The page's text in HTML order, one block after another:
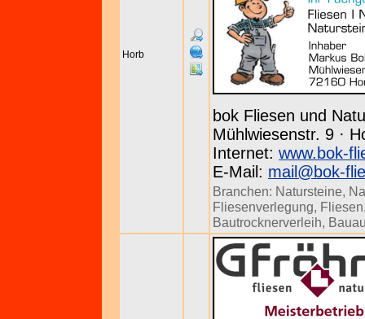
Horb
bok Fliesen und
Mühlwiesenstr. 9 ·
Internet: www.bok-
E-Mail: mail@bok-
Branchen: Natursteine,
Fliesenverlegung, Fliesen
Bautrocknerverleih,